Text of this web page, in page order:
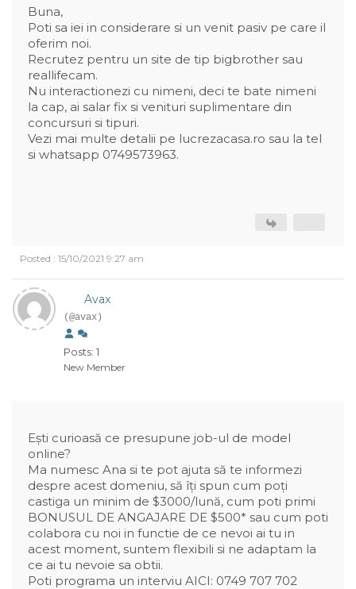
Buna,
Poti sa iei in considerare si un venit pasiv pe care il
oferim noi.
Recrutez pentru un site de tip bigbrother sau
reallifecam.
Nu interactionezi cu nimeni, deci te bate nimeni
la cap, ai salar fix si venituri suplimentare din
concursuri si tipuri.
Vezi mai multe detalii pe lucrezacasa.ro sau la tel
si whatsapp 0749573963.
Posted : 15/10/2021 9:27 am
Avax
(@avax)
Posts: 1
New Member
Ești curioasă ce presupune job-ul de model
online?
Ma numesc Ana si te pot ajuta să te informezi
despre acest domeniu, să îți spun cum poți
castiga un minim de $3000/lună, cum poti primi
BONUSUL DE ANGAJARE DE $500* sau cum poti
colabora cu noi in functie de ce nevoi ai tu in
acest moment, suntem flexibili si ne adaptam la
ce ai tu nevoie sa obtii.
Poti programa un interviu AICI: 0749 707 702